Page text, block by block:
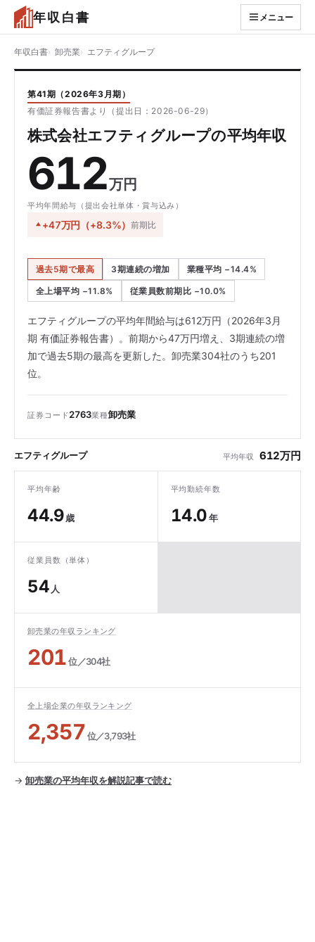
年収白書 メニュー
年収白書 卸売業 エフティグループ
第41期（2026年3月期）
有価証券報告書より（提出日：2026-06-29）
株式会社エフティグループの平均年収
612万円
平均年間給与（提出会社単体・賞与込み）
+47万円（+8.3%）前期比
過去5期で最高 3期連続の増加 業種平均 −14.4%
全上場平均 −11.8% 従業員数前期比 −10.0%
エフティグループの平均年間給与は612万円（2026年3月
期 有価証券報告書）。前期から47万円増え、3期連続の増
加で過去5期の最高を更新した。卸売業304社のうち201
位。
証券コード2763業種卸売業
エフティグループ 平均年収 612万円
平均年齢
44.9歳
平均勤続年数
14.0年
従業員数（単体）
54 人
卸売業の年収ランキング
201位／304社
全上場企業の年収ランキング
2,357位／3,793社
→ 卸売業の平均年収を解説記事で読む